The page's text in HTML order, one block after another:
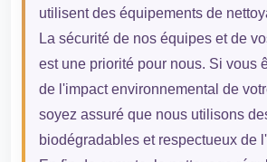
utilisent des équipements de
La sécurité de nos équipes et de
est une priorité pour nous. Si vous
de l'impact environnemental de
soyez assuré que nous utilisons
biodégradables et respectueux de